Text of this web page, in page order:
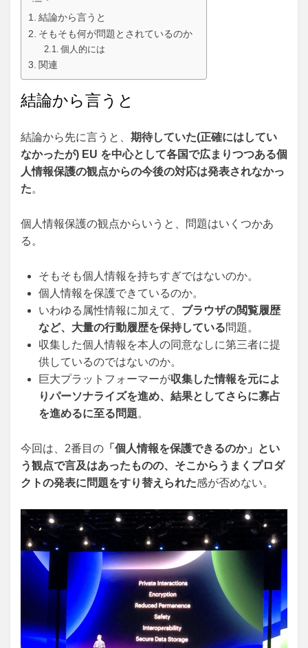
結論から言うと
そもそも何が問題とされているのか
個人的には
関連
結論から言うと
結論から先に言うと、 期待していた(正確にはしてい
なかったが) EU を中心として各国で広まりつつある個
人情報保護の観点からの今後の対応は発表されなかっ
た。
個人情報保護の観点からいうと、問題はいくつかあ
る。
そもそも個人情報を持ちすぎではないのか。
個人情報を保護できているのか。
いわゆる属性情報に加えて、 ブラウザの閲覧履歴
など、大量の行動履歴を保持している問題。
収集した個人情報を本人の同意なしに第三者に提
供しているのではないのか。
巨大プラットフォーマーが収集した情報を元によ
りパーソナライズを進め、結果としてさらに寡占
を進めるに至る問題。
今回は、2番目の 「個人情報を保護できるのか」とい
う観点で言及はあったものの、そこからうまくプロダ
クトの発表に問題をすり替えられた感が否めない。